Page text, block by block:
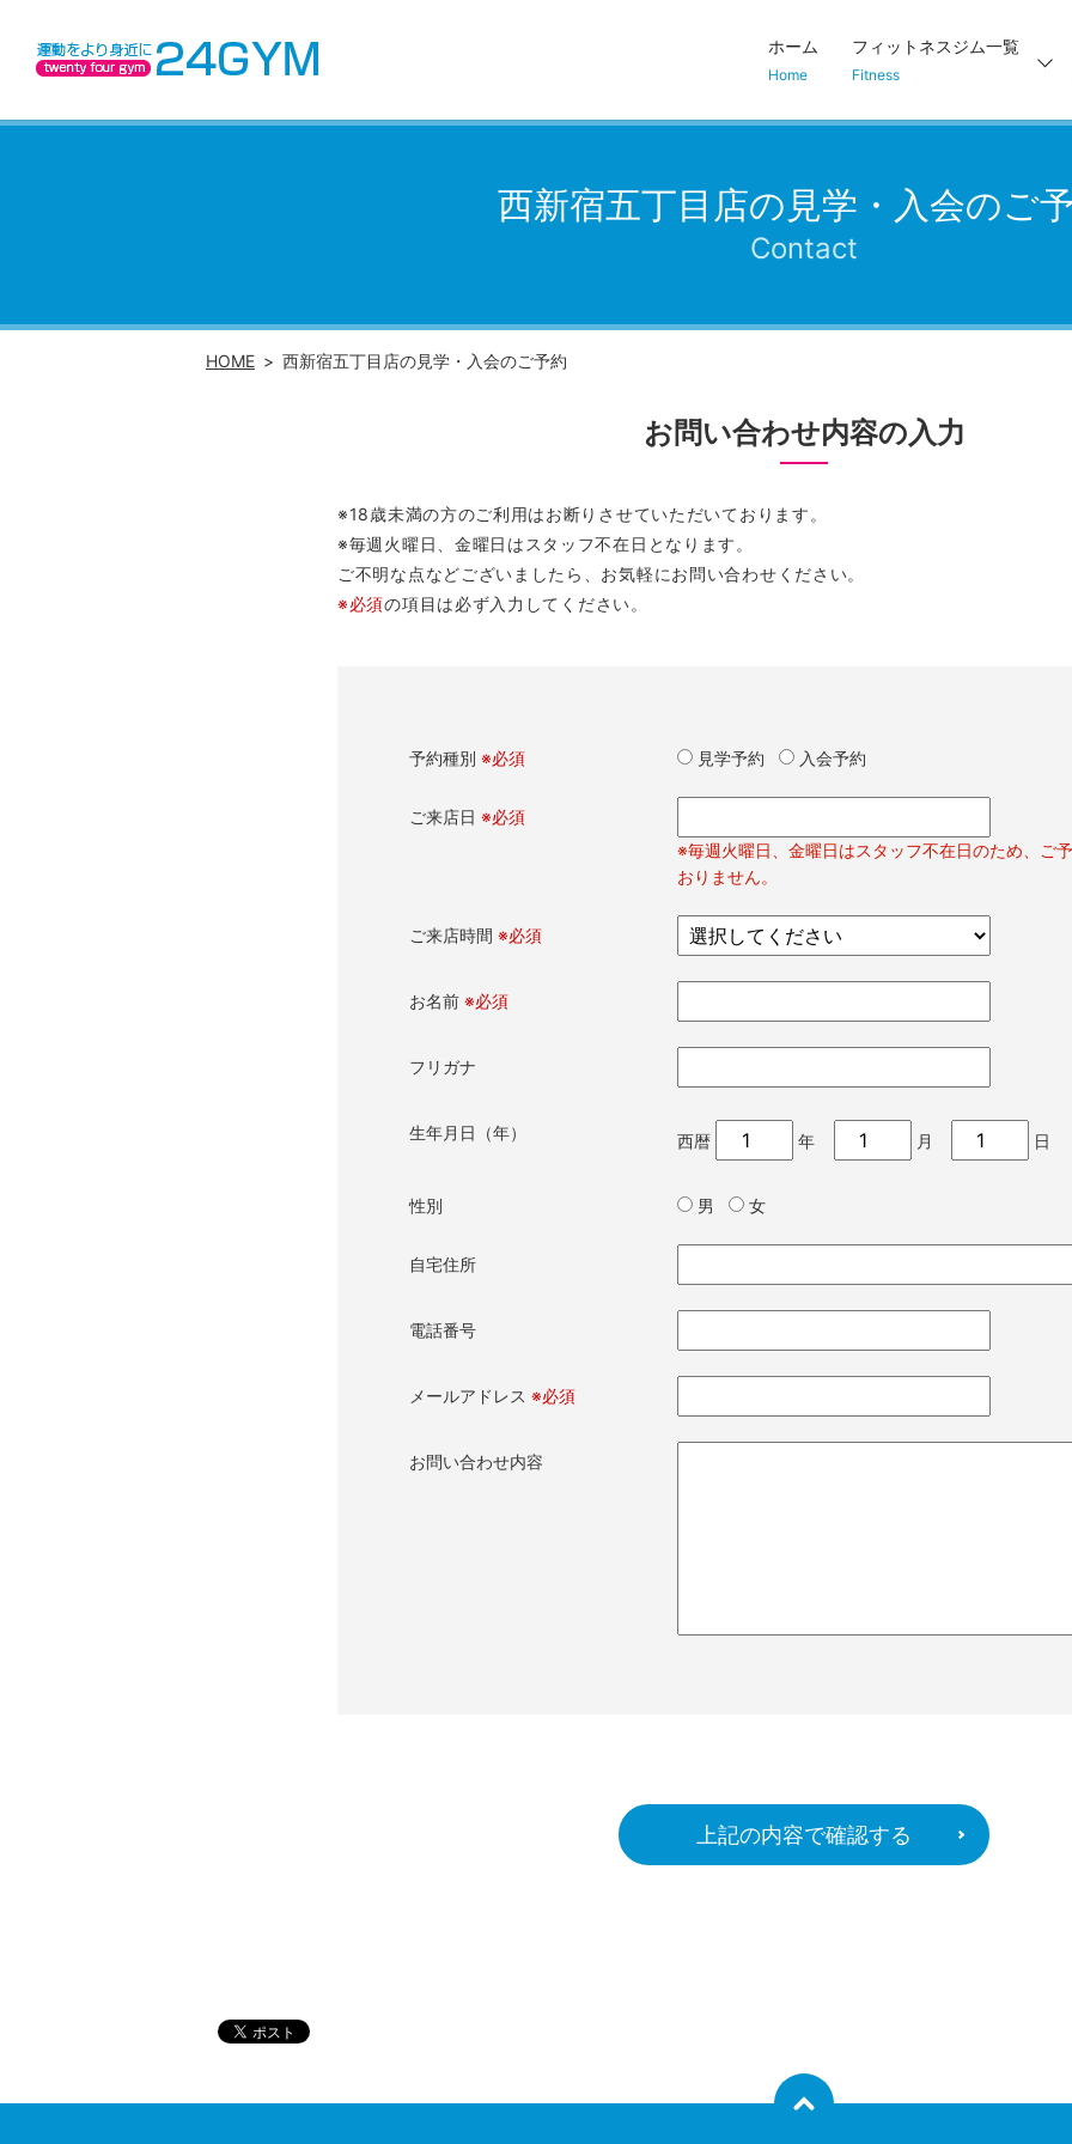
ホーム
Home
フィットネスジム一覧
Fitness
西新宿五丁目店の見学・入会のご
Contact
HOME 西新宿五丁目店の見学・入会のご予約
お問い合わせ内容の入力
※18歳未満の方のご利用はお断りさせていただいております。
※毎週火曜日、金曜日はスタッフ不在日となります。
ご不明な点などございましたら、お気軽にお問い合わせください。
※必須の項目は必ず入力してください。
予約種別 ※必須 見学予約 入会予約
ご来店日 ※必須
※毎週火曜日、金曜日はスタッフ不在日のため、ご
おりません。
ご来店時間 ※必須
お名前 ※必須
フリガナ
生年月日（年） 西暦 年 月 日
性別 男 女
自宅住所
電話番号
メールアドレス ※必須
お問い合わせ内容
上記の内容で確認する